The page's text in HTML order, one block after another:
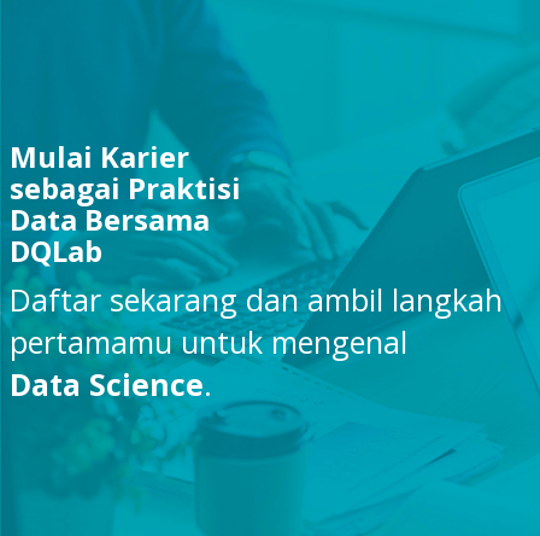
Mulai Karier
sebagai Praktisi
Data Bersama
DQLab
Daftar sekarang dan ambil langkah
pertamamu untuk mengenal
Data Science.